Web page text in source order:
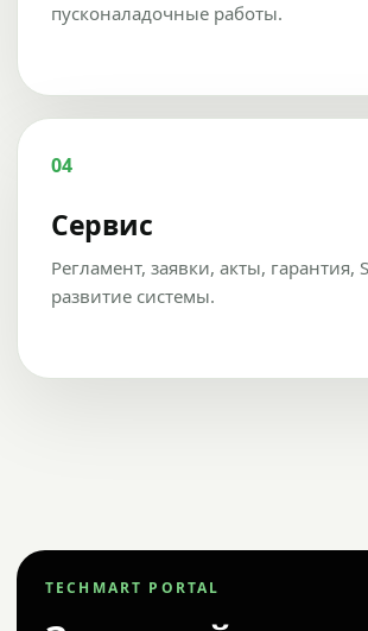
пусконаладочные работы.
04
Сервис
Регламент, заявки, акты, гарантия,
развитие системы.
TECHMART PORTAL